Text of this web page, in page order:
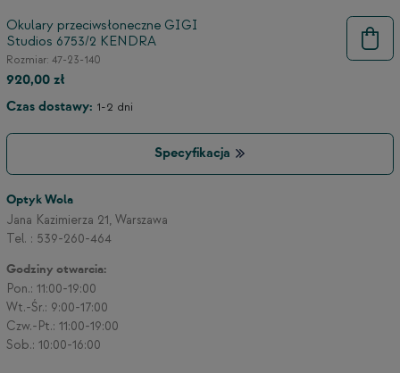
Okulary przeciwsłoneczne GIGI
Studios 6753/2 KENDRA
Rozmiar: 47-23-140
920,00 zł
Czas dostawy: 1-2 dni
Specyfikacja
Optyk Wola
Jana Kazimierza 21, Warszawa
Tel. : 539-260-464
Godziny otwarcia:
Pon.: 11:00-19:00
Wt.-Śr.: 9:00-17:00
Czw.-Pt.: 11:00-19:00
Sob.: 10:00-16:00